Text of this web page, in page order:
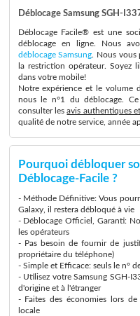
Déblocage Samsung SGH-
Déblocage Facile® est une
déblocage en ligne. Nous
déblocage Samsung . Nous
la restriction opérateur. Soyez
dans votre mobile!
Notre expérience et le volume
nous le n°1 du déblocage.
consulter lesavis authentiques
qualité de notre service, année
Pourquoi débloquer
Déblocage-Facile ?
- Méthode Définitive: Vous
Galaxy, il restera débloqué à vie
- Déblocage Officiel, Garanti:
les opérateurs
- Pas besoin de fournir de
propriétaire du téléphone)
- Simple et Efficace: seuls le n°
- Utilisez votre Samsung SGH-
d'origine et à l'étranger
- Faites des économies lors
locale